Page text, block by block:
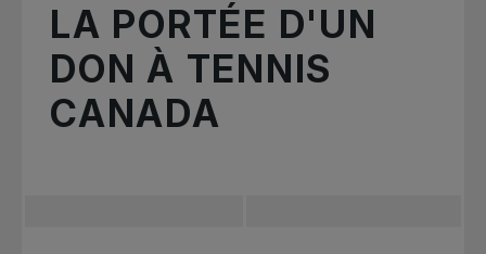
LA PORTÉE D'UN
DON À TENNIS
CANADA